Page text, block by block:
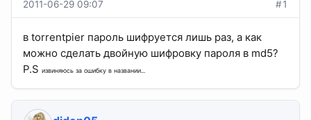
2011-06-29 09:07 #1
в torrentpier пароль шифруется лишь раз, а как
можно сделать двойную шифровку пароля в md5?
P.S извиняюсь за ошибку в названии...